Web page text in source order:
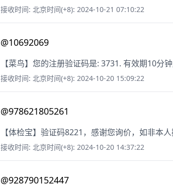
接收时间: 北京时间(+8): 2024-10-21 07:10:22
@10692069
【菜鸟】您的注册验证码是: 3731. 有效期10分
接收时间: 北京时间(+8): 2024-10-20 15:09:22
@978621805261
【体检宝】验证码8221，感谢您询价，如非本人
接收时间: 北京时间(+8): 2024-10-20 14:37:22
@928790152447